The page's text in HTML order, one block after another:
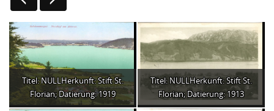
Titel: NULLHerkunft: Stift St.
Florian; Datierung: 1919
Titel: NULLHerkunft: Stift St.
Florian; Datierung: 1913